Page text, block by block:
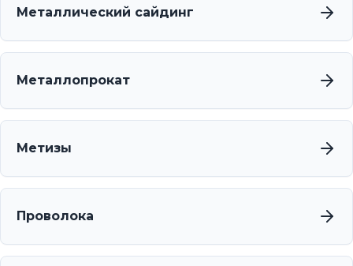
Металлический сайдинг
Металлопрокат
Метизы
Проволока